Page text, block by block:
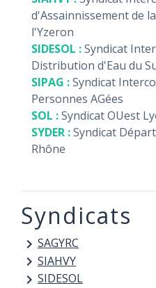
d'Assainnissement de
l'Yzeron
SIDESOL :Syndicat
Distribution d'Eau du
SIPAG :Syndicat
Personnes AGées
SOL :Syndicat OUest
SYDER :Syndicat
Rhône
Syndicats
keyboard_arrow_right SAGYRC
keyboard_arrow_right SIAHVY
keyboard_arrow_right SIDESOL